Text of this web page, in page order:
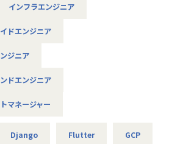
ています。
バーを増やしてきましたが、エン
ンバーのピープルマネジメントを
性が高まっています。そこで今
募集いたします。
インフラエンジニア
ドエンジニア
ジニア
ドエンジニア
マネージャー
Django Flutter GCP